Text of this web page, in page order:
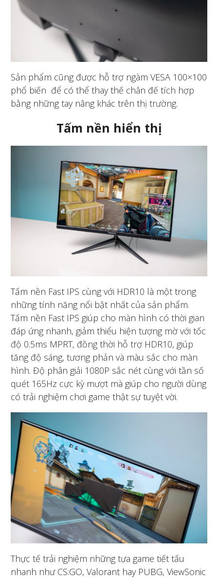
Sản phẩm cũng được hỗ trợ ngàm VESA 100×100
phổ biến để có thể thay thế chân đế tích hợp
bằng những tay nâng khác trên thị trường.
Tấm nền hiển thị
Tấm nền Fast IPS cùng với HDR10 là một trong
những tính năng nổi bật nhất của sản phẩm.
Tấm nền Fast IPS giúp cho màn hình có thời gian
đáp ứng nhanh, giảm thiểu hiện tượng mờ với tốc
độ 0.5ms MPRT, đồng thời hỗ trợ HDR10, giúp
tăng độ sáng, tương phản và màu sắc cho màn
hình. Độ phân giải 1080P sắc nét cùng với tần số
quét 165Hz cực kỳ mượt mà giúp cho người dùng
có trải nghiệm chơi game thật sự tuyệt vời.
Thực tế trải nghiệm những tựa game tiết tấu
nhanh như CS:GO, Valorant hay PUBG, ViewSonic